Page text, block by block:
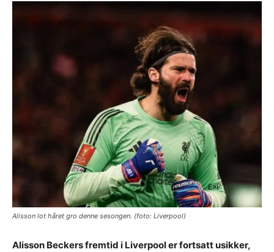
Alisson lot håret gro denne sesongen. (foto: Liverpool)
Alisson Beckers fremtid i Liverpool er fortsatt usikker,